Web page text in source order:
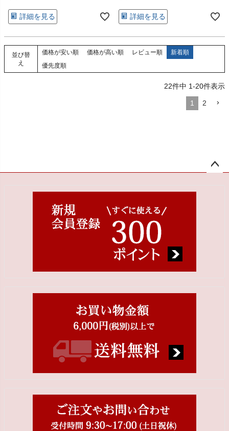
詳細を見る 詳細を見る
並び替
え
価格が安い順 価格が高い順 レビュー順
新着順
優先度順
22件中 1-20件表示
1 2